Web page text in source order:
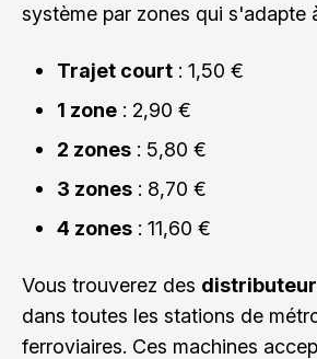
système par zones qui s'adapte
Trajet court : 1,50 €
1 zone : 2,90 €
2 zones : 5,80 €
3 zones : 8,70 €
4 zones : 11,60 €
Vous trouverez des
dans toutes les stations de
ferroviaires. Ces machines